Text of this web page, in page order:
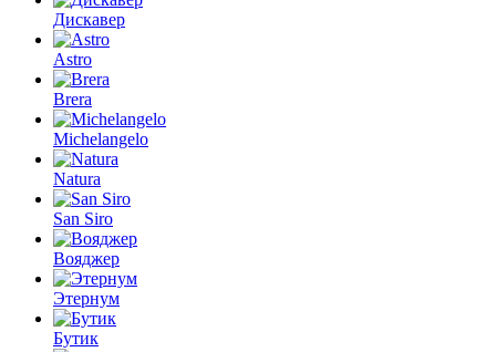
Дискавер
Astro
Brera
Michelangelo
Natura
San Siro
Вояджер
Этернум
Бутик